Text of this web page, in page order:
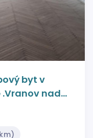
byt v
nad